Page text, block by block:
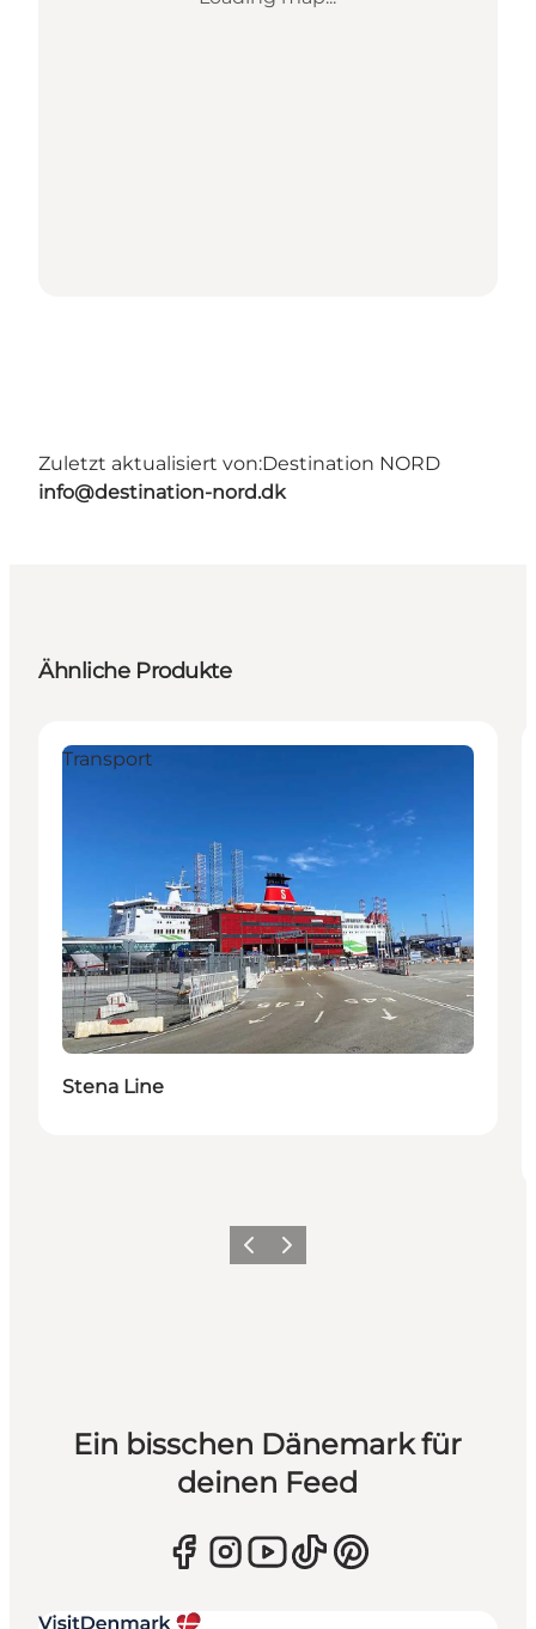
Zuletzt aktualisiert von:Destination NORD
info@destination-nord.dk
Ähnliche Produkte
Transport
Stena Line
ZurückWeiter
Ein bisschen Dänemark für
deinen Feed